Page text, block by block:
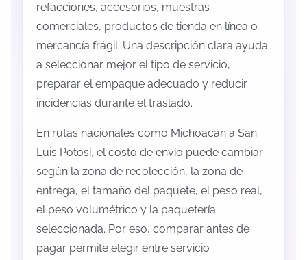
refacciones, accesorios, muestras
comerciales, productos de tienda en línea o
mercancía frágil. Una descripción clara ayuda
a seleccionar mejor el tipo de servicio,
preparar el empaque adecuado y reducir
incidencias durante el traslado.
En rutas nacionales como Michoacán a San
Luis Potosí, el costo de envío puede cambiar
según la zona de recolección, la zona de
entrega, el tamaño del paquete, el peso real,
el peso volumétrico y la paquetería
seleccionada. Por eso, comparar antes de
pagar permite elegir entre servicio